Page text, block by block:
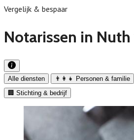
Vergelijk & bespaar
Notarissen in
Alle diensten 👨‍👩‍👧 Personen & familie
🏢 Stichting & bedrijf